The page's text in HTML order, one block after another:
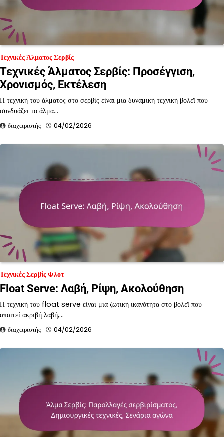
Τεχνικές Άλματος Σερβίς
Τεχνικές Άλματος Σερβίς: Προσέγγιση,
Χρονισμός, Εκτέλεση
Η τεχνική του άλματος στο σερβίς είναι μια δυναμική τεχνική βόλεϊ που
συνδυάζει το άλμα…
διαχειριστής 04/02/2026
Τεχνικές Σερβίς Φλοτ
Float Serve: Λαβή, Ρίψη, Ακολούθηση
Η τεχνική του float serve είναι μια ζωτική ικανότητα στο βόλεϊ που
απαιτεί ακριβή λαβή,…
διαχειριστής 04/02/2026